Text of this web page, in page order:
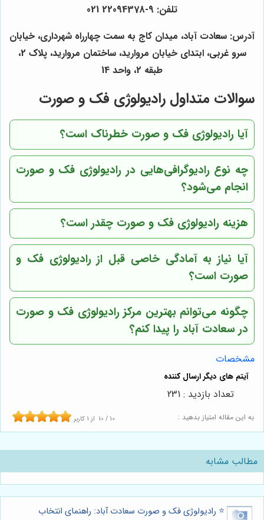
تلفن: 9-22094378 021
آدرس: سعادت آباد، میدان کاج به سمت چهارراه شهرداری، خیابان
سرو غربی، ابتدای خیابان مروارید، ساختمان مروارید، پلاک 2،
طبقه 2، واحد 14
سوالات متداول رادیولوژی فک و صورت
آیا رادیولوژی فک و صورت خطرناک است؟
چه نوع رادیوگرافی‌هایی در رادیولوژی فک و صورت
انجام می‌شود؟
هزینه رادیولوژی فک و صورت چقدر است؟
آیا نیاز به آمادگی خاصی قبل از رادیولوژی فک و
صورت است؟
چگونه می‌توانم بهترین مرکز رادیولوژی فک و صورت
در سعادت آباد را پیدا کنم؟
مشخصات
به این مقاله امتیاز بدهید : 10 / 10 از 1 کاربر
تعداد بازدید : 231
مطالب مشابه
⭐️ رادیولوژی فک و صورت سعادت آباد: راهنمای انتخاب